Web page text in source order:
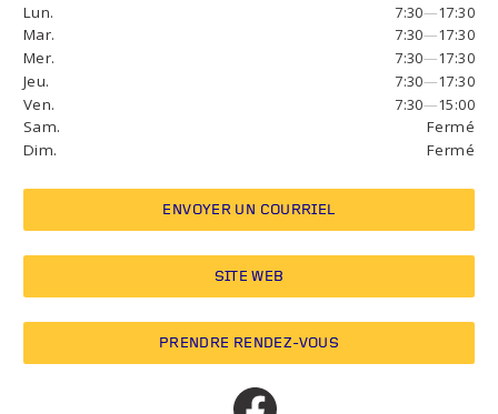
Lun. 7:30—17:30
Mar.
7:30—17:30
Mer.
7:30—17:30
Jeu.
7:30—17:30
Ven.
7:30—15:00
Sam.
Fermé
Dim.
Fermé
ENVOYER UN COURRIEL
SITE WEB
PRENDRE RENDEZ-VOUS